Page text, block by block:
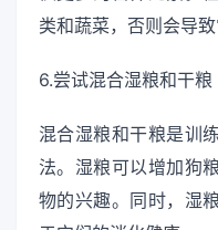
类和蔬菜，否则会导
6.尝试混合湿粮和干粮
混合湿粮和干粮是训
法。湿粮可以增加狗
物的兴趣。同时，湿